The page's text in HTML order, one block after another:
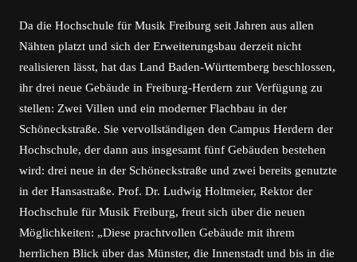
Da die Hochschule für Musik Freiburg seit Jahren aus allen
Nähten platzt und sich der Erweiterungsbau derzeit nicht
realisieren lässt, hat das Land Baden-Württemberg beschlossen,
ihr drei neue Gebäude in Freiburg-Herdern zur Verfügung zu
stellen: Zwei Villen und ein moderner Flachbau in der
Schöneckstraße. Sie vervollständigen den Campus Herdern der
Hochschule, der dann aus insgesamt fünf Gebäuden bestehen
wird: drei neue in der Schöneckstraße und zwei bereits genutzte
in der Hansastraße. Prof. Dr. Ludwig Holtmeier, Rektor der
Hochschule für Musik Freiburg, freut sich über die neuen
Möglichkeiten: „Diese prachtvollen Gebäude mit ihrem
herrlichen Blick über das Münster, die Innenstadt und bis in die